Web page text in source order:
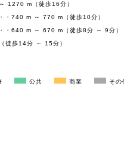
1270 m（徒歩16分）
・740 m ～ 770 m（徒歩10分）
・640 m ～ 670 m（徒歩8分 ～ 9分）
徒歩14分 ～ 15分）
公共 商業 その